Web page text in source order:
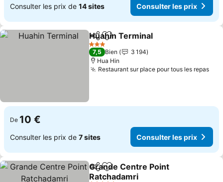
Consulter les prix de 14 sites Consulter les prix
PartagerAjouter à mes favoris
Huahin Terminal
3 Étoiles
7,5 Bien
3 194
Hua Hin
Restaurant sur place pour tous les repas
De 10 €
Consulter les prix de 7 sites Consulter les prix
PartagerAjouter à mes favoris
Grande Centre Point
Ratchadamri